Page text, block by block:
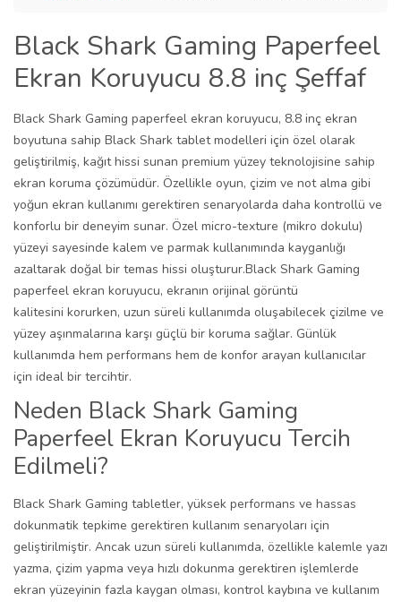
Black Shark Gaming Paperfeel
Ekran Koruyucu 8.8 inç Şeffaf
Black Shark Gaming paperfeel ekran koruyucu, 8.8 inç ekran
boyutuna sahip Black Shark tablet modelleri için özel olarak
geliştirilmiş, kağıt hissi sunan premium yüzey teknolojisine sahip
ekran koruma çözümüdür. Özellikle oyun, çizim ve not alma gibi
yoğun ekran kullanımı gerektiren senaryolarda daha kontrollü ve
konforlu bir deneyim sunar. Özel micro-texture (mikro dokulu)
yüzeyi sayesinde kalem ve parmak kullanımında kayganlığı
azaltarak doğal bir temas hissi oluşturur.Black Shark Gaming
paperfeel ekran koruyucu, ekranın orijinal görüntü
kalitesini korurken, uzun süreli kullanımda oluşabilecek çizilme ve
yüzey aşınmalarına karşı güçlü bir koruma sağlar. Günlük
kullanımda hem performans hem de konfor arayan kullanıcılar
için ideal bir tercihtir.
Neden Black Shark Gaming
Paperfeel Ekran Koruyucu Tercih
Edilmeli?
Black Shark Gaming tabletler, yüksek performans ve hassas
dokunmatik tepkime gerektiren kullanım senaryoları için
geliştirilmiştir. Ancak uzun süreli kullanımda, özellikle kalemle yazı
yazma, çizim yapma veya hızlı dokunma gerektiren işlemlerde
ekran yüzeyinin fazla kaygan olması, kontrol kaybına ve kullanım